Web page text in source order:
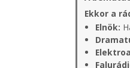
Ekkor a
Elnök: